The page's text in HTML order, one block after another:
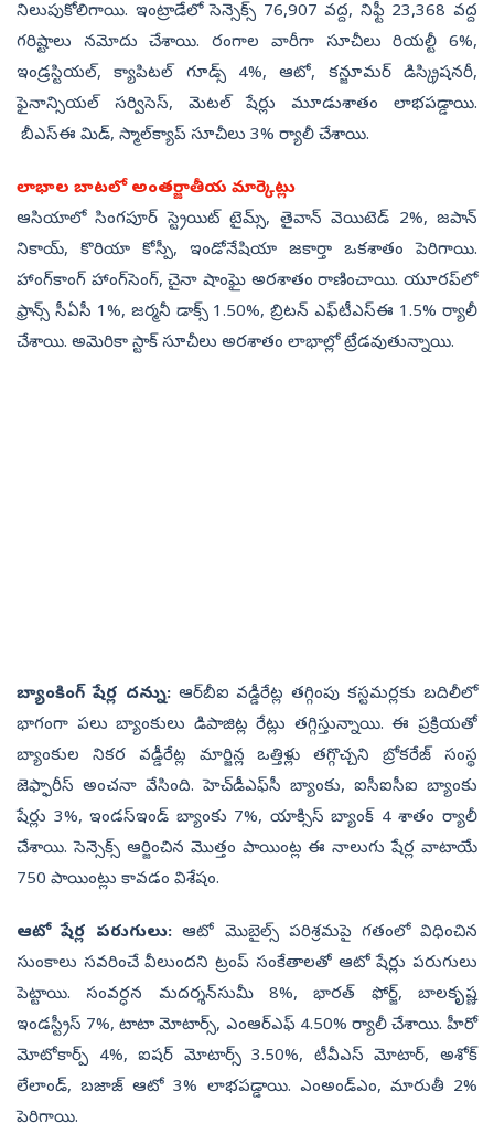
నిలుపుకోలిగాయి. ఇంట్రాడేలో సెన్సెక్స్‌ 76,907 వద్ద, నిఫ్టీ 23,368 వద్ద
గరిష్టాలు నమోదు చేశాయి. రంగాల వారీగా సూచీలు రియల్టీ 6%,
ఇండ్రస్టియల్, క్యాపిటల్‌ గూడ్స్‌ 4%, ఆటో, కన్జూమర్‌ డిస్క్రిషనరీ,
ఫైనాన్సియల్‌ సర్విసెస్, మెటల్‌ షేర్లు మూడుశాతం లాభపడ్డాయి.
బీఎస్‌ఈ మిడ్, స్మాల్‌క్యాప్‌ సూచీలు 3% ర్యాలీ చేశాయి.
లాభాల బాటలో అంతర్జాతీయ మార్కెట్లు
ఆసియాలో సింగపూర్‌ స్ట్రెయిట్‌ టైమ్స్, తైవాన్‌ వెయిటెడ్‌ 2%, జపాన్‌
నికాయ్, కొరియా కోస్పీ, ఇండోనేషియా జకార్తా ఒకశాతం పెరిగాయి.
హాంగ్‌కాంగ్‌ హాంగ్‌సెంగ్, చైనా షాంఘై అరశాతం రాణించాయి. యూరప్‌లో
ఫ్రాన్స్‌ సీఏసీ 1%, జర్మనీ డాక్స్‌ 1.50%, బ్రిటన్‌ ఎఫ్‌టీఎస్‌ఈ 1.5% ర్యాలీ
చేశాయి. అమెరికా స్టాక్‌ సూచీలు అరశాతం లాభాల్లో ట్రేడవుతున్నాయి.
బ్యాంకింగ్‌ షేర్ల దన్ను:ఆర్‌బీఐ వడ్డీరేట్ల తగ్గింపు కస్టమర్లకు బదిలీలో
భాగంగా పలు బ్యాంకులు డిపాజిట్ల రేట్లు తగ్గిస్తున్నాయి. ఈ ప్రక్రియతో
బ్యాంకుల నికర వడ్డీరేట్ల మార్జిన్ల ఒత్తిళ్లు తగ్గొచ్చని బ్రోకరేజ్‌ సంస్థ
జెఫ్ఫారీస్‌ అంచనా వేసింది. హెచ్‌డీఎఫ్‌సీ బ్యాంకు, ఐసీఐసీఐ బ్యాంకు
షేర్లు 3%, ఇండస్‌ఇండ్‌ బ్యాంకు 7%, యాక్సిస్‌ బ్యాంక్‌ 4 శాతం ర్యాలీ
చేశాయి. సెన్సెక్స్‌ ఆర్జించిన మొత్తం పాయింట్ల ఈ నాలుగు షేర్ల వాటాయే
750 పాయింట్లు కావడం విశేషం.
ఆటో షేర్ల పరుగులు: ఆటో మొబైల్స్‌ పరిశ్రమపై గతంలో విధించిన
సుంకాలు సవరించే వీలుందని ట్రంప్‌ సంకేతాలతో ఆటో షేర్లు పరుగులు
పెట్టాయి. సంవర్ధన మదర్శన్‌సుమీ 8%, భారత్‌ ఫోర్జ్, బాలకృష్ణ
ఇండస్ట్రీస్‌ 7%, టాటా మోటార్స్, ఎంఆర్‌ఎఫ్‌ 4.50% ర్యాలీ చేశాయి. హీరో
మోటోకార్ప్‌ 4%, ఐషర్‌ మోటార్స్‌ 3.50%, టీవీఎస్‌ మోటార్, అశోక్‌
లేలాండ్, బజాజ్‌ ఆటో 3% లాభపడ్డాయి. ఎంఅండ్‌ఎం, మారుతీ 2%
పెరిగాయి.